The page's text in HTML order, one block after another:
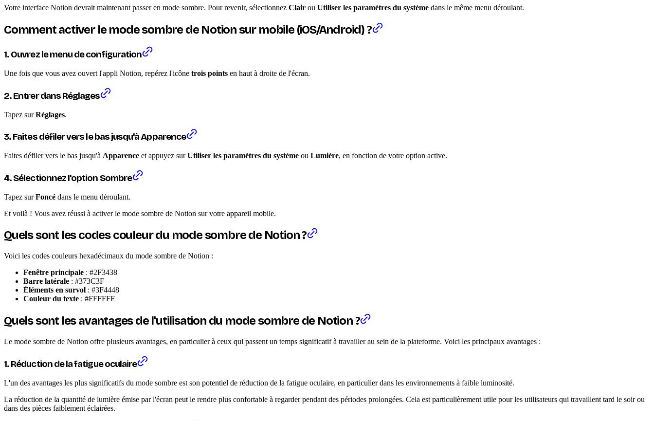
Votre interface Notion devrait maintenant passer en mode sombre. Pour revenir, sélectionnez Clair ou Utiliser les paramètres du système dans le même menu déroulant.
Comment activer le mode sombre de Notion sur mobile (iOS/Android) ?
1. Ouvrez le menu de configuration
Une fois que vous avez ouvert l'appli Notion, repérez l'icône trois points en haut à droite de l'écran.
2. Entrer dans Réglages
Tapez surRéglages.
3. Faites défiler vers le bas jusqu'à Apparence
Faites défiler vers le bas jusqu'à Apparence et appuyez surUtiliser les paramètres du système ou Lumière, en fonction de votre option active.
4. Sélectionnez l'option Sombre
Tapez surFoncé dans le menu déroulant.
Et voilà ! Vous avez réussi à activer le mode sombre de Notion sur votre appareil mobile.
Quels sont les codes couleur du mode sombre de Notion ?
Voici les codes couleurs hexadécimaux du mode sombre de Notion :
Fenêtre principale : #2F3438
Barre latérale : #373C3F
Éléments en survol : #3F4448
Couleur du texte : #FFFFFF
Quels sont les avantages de l'utilisation du mode sombre de Notion ?
Le mode sombre de Notion offre plusieurs avantages, en particulier à ceux qui passent un temps significatif à travailler au sein de la plateforme. Voici les principaux avantages :
1. Réduction de la fatigue oculaire
L'un des avantages les plus significatifs du mode sombre est son potentiel de réduction de la fatigue oculaire, en particulier dans les environnements à faible luminosité.
La réduction de la quantité de lumière émise par l'écran peut le rendre plus confortable à regarder pendant des périodes prolongées. Cela est particulièrement utile pour les utilisateurs qui travaillent tard le soir ou
dans des pièces faiblement éclairées.